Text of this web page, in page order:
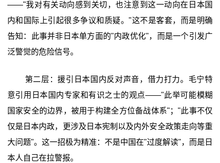
——"我对有关动向感到关切，也注意到这一动向在日本国
内和国际上引起很多争议和质疑。"这不是客套，而是明确
告知：此事并非日本单方面的"内政优化"，而是一个引发广
泛警觉的危险信号。
第二层：援引日本国内反对声音，借力打力。毛宁特
意引用日本国内专家和有识之士的观点——"此举可能模糊
国家安全的边界，被用于构建全方位备战体系"；"此事不仅
仅是日本内政，更涉及日本宪制以及内外安全政策走向等重
大问题"。这一招极为精准：不是中国在"过度解读"，而是日
本人自己在拉警报。